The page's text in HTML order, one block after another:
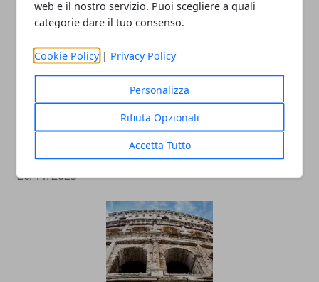
web e il nostro servizio. Puoi scegliere a quali
categorie dare il tuo consenso.
Cookie Policy | Privacy Policy
Personalizza
Rifiuta Opzionali
Accetta Tutto
I romani abbandonano il Centro storico:
la nuova indagine di Confcommercio
fotografa il cambiamento
26/11/2025